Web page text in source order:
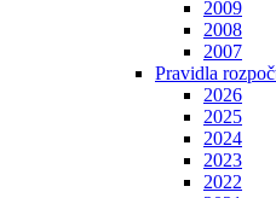
2009
2008
2007
Pravidla
2026
2025
2024
2023
2022